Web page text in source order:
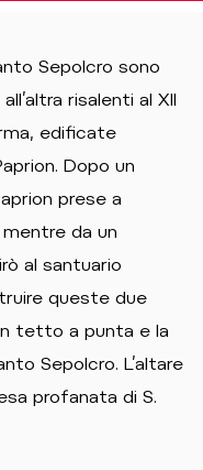
Sepolcro sono
risalenti al XII
edificate
Dopo un
prese a
da un
al santuario
queste due
tetto a punta e la
Sepolcro. L’altare
profanata di S.